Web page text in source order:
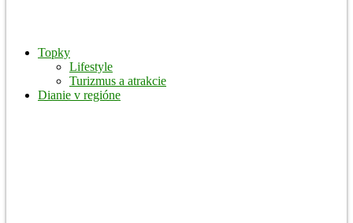
Topky
Lifestyle
Turizmus a atrakcie
Dianie v regióne